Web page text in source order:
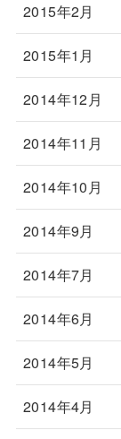
2015年2月
2015年1月
2014年12月
2014年11月
2014年10月
2014年9月
2014年7月
2014年6月
2014年5月
2014年4月